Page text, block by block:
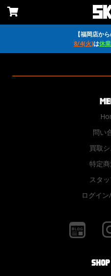
【福岡店か
8/4(火)は休
問い
買取
特定
スタ
ログイ